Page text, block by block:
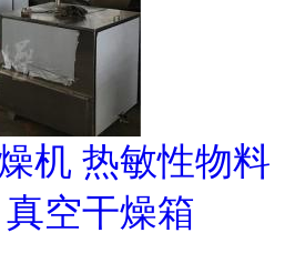
机 热敏性物料
空干燥箱